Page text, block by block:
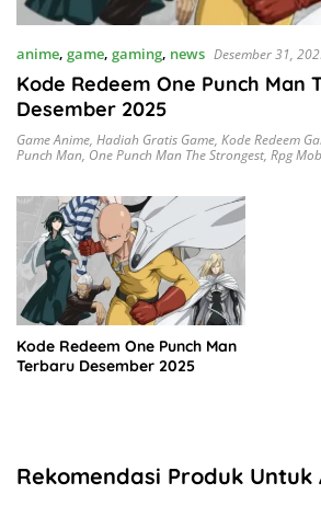
anime, game, gaming, news Desember 31,
Kode Redeem One Punch Man
Desember 2025
Game Anime, Hadiah Gratis Game, Kode Redeem
Punch Man, One Punch Man The Strongest, Rpg
Kode Redeem One Punch Man
Terbaru Desember 2025
Rekomendasi Produk Untuk